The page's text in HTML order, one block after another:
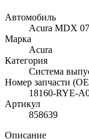
Автомобиль
Acura MDX
Марка
Acura
Категория
Система
Номер запчасти
18160-RYE-
Артикул
858639
Описание